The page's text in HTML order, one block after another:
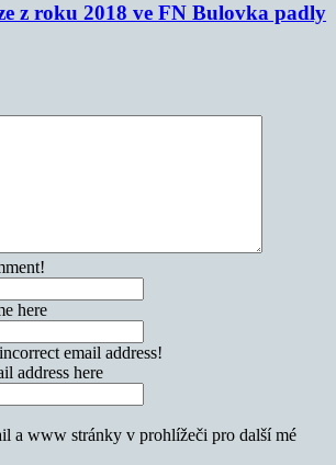
z roku 2018 ve FN Bulovka padly
here
email address!
address here
a www stránky v prohlížeči pro další mé